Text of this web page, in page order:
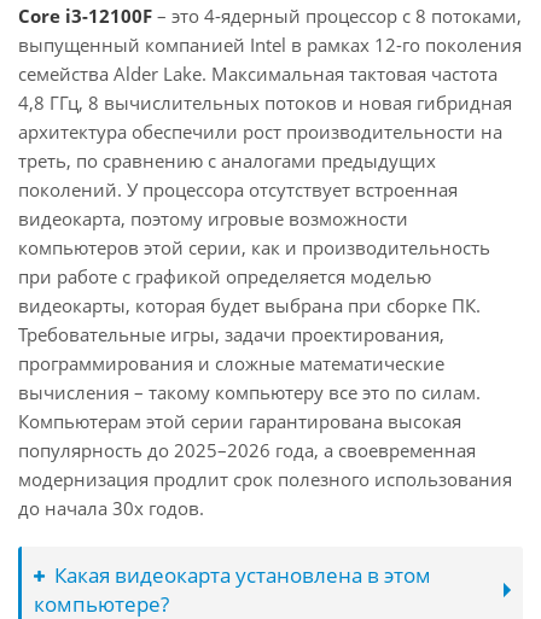
Core i3-12100F – это 4-ядерный процессор с 8 потоками,
выпущенный компанией Intel в рамках 12-го поколения
семейства Alder Lake. Максимальная тактовая частота
4,8 ГГц, 8 вычислительных потоков и новая гибридная
архитектура обеспечили рост производительности на
треть, по сравнению с аналогами предыдущих
поколений. У процессора отсутствует встроенная
видеокарта, поэтому игровые возможности
компьютеров этой серии, как и производительность
при работе с графикой определяется моделью
видеокарты, которая будет выбрана при сборке ПК.
Требовательные игры, задачи проектирования,
программирования и сложные математические
вычисления – такому компьютеру все это по силам.
Компьютерам этой серии гарантирована высокая
популярность до 2025–2026 года, а своевременная
модернизация продлит срок полезного использования
до начала 30х годов.
Какая видеокарта установлена в этом
компьютере?